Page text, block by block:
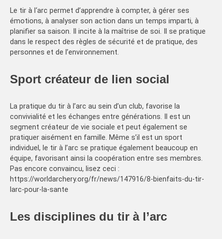
Le tir à l‘arc permet d’apprendre à compter, à gérer ses
émotions, à analyser son action dans un temps imparti, à
planifier sa saison. Il incite à la maîtrise de soi. Il se pratique
dans le respect des règles de sécurité et de pratique, des
personnes et de l’environnement.
Sport créateur de lien social
La pratique du tir à l’arc au sein d’un club, favorise la
convivialité et les échanges entre générations. Il est un
segment créateur de vie sociale et peut également se
pratiquer aisément en famille. Même s’il est un sport
individuel, le tir à l’arc se pratique également beaucoup en
équipe, favorisant ainsi la coopération entre ses membres.
Pas encore convaincu, lisez ceci :
https://worldarchery.org/fr/news/147916/8-bienfaits-du-tir-
larc-pour-la-sante
Les disciplines du tir à l’arc